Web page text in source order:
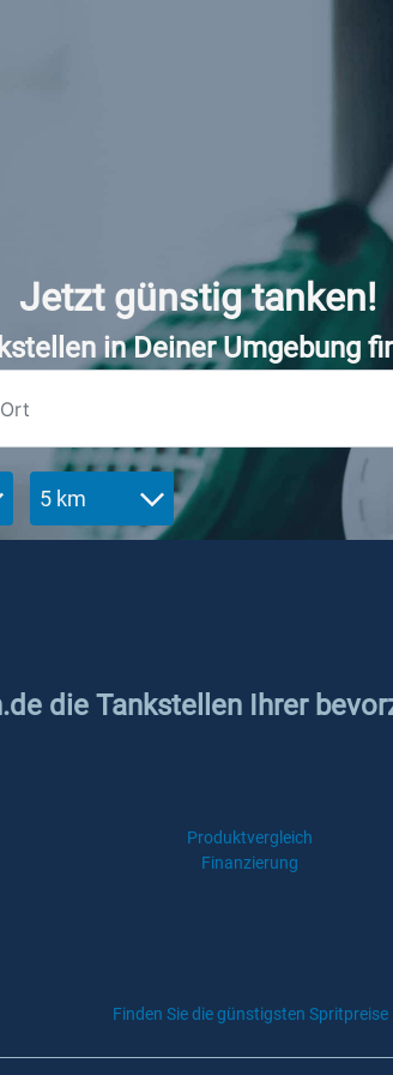
Jetzt günstig tanken!
in Deiner Umgebung
5 km
die Tankstellen Ihrer
Produktvergleich
Finanzierung
Finden Sie die günstigsten Spritpreise